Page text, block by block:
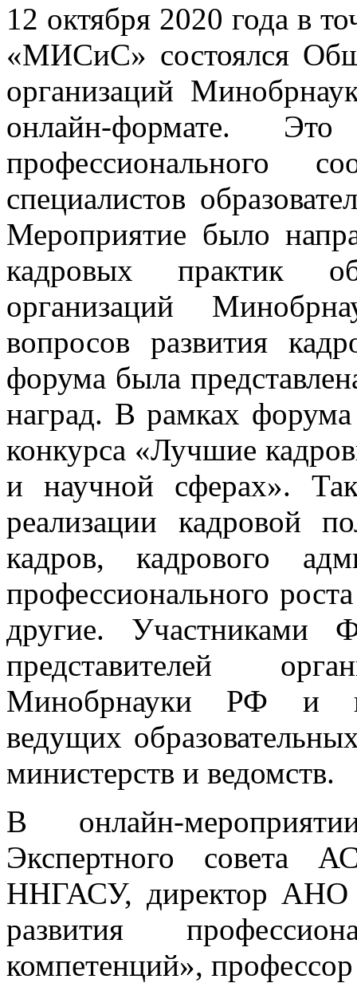
12 октября 2020 года в
«МИСиС» состоялся
организаций
онлайн-формате.
профессионального
специалистов
Мероприятие было
кадровых практик
организаций
вопросов развития
форума была
наград. В рамках форума
конкурса «Лучшие
и научной сферах».
реализации кадровой
кадров, кадрового
профессионального
другие. Участниками
представителей
Минобрнауки РФ и
ведущих
министерств и ведомств.
В онлайн-
Экспертного совета
ННГАСУ, директор АНО
развития
компетенций»,